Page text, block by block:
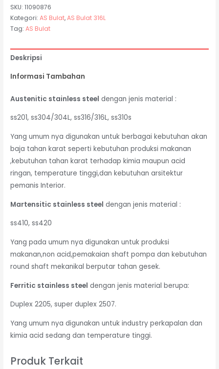
SKU:11090876
Kategori:AS Bulat,AS Bulat 316L
Tag:AS Bulat
Deskripsi
Informasi Tambahan
Austenitic stainless steel dengan jenis material :
ss201, ss304/304L, ss316/316L, ss310s
Yang umum nya digunakan untuk berbagai kebutuhan akan
baja tahan karat seperti kebutuhan produksi makanan
,kebutuhan tahan karat terhadap kimia maupun acid
ringan, temperature tinggi,dan kebutuhan arsitektur
pemanis Interior.
Martensitic stainless steel dengan jenis material :
ss410, ss420
Yang pada umum nya digunakan untuk produksi
makanan,non acid,pemakaian shaft pompa dan kebutuhan
round shaft mekanikal berputar tahan gesek.
Ferritic stainless steel dengan jenis material berupa:
Duplex 2205, super duplex 2507.
Yang umum nya digunakan untuk industry perkapalan dan
kimia acid sedang dan temperature tinggi.
Produk Terkait